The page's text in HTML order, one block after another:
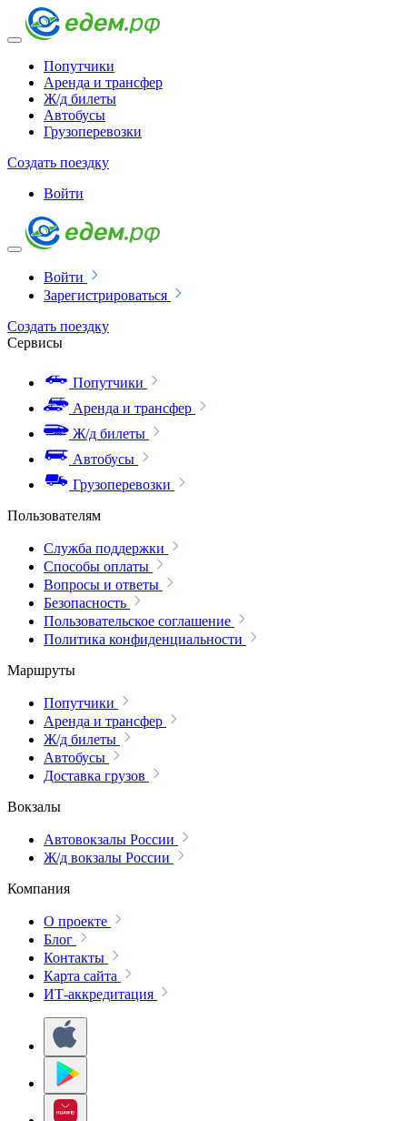
Попутчики
Аренда и трансфер
Ж/д билеты
Автобусы
Грузоперевозки
Создать поездку
Войти
Войти
Зарегистрироваться
Создать поездку
Сервисы
Попутчики
Аренда и трансфер
Ж/д билеты
Автобусы
Грузоперевозки
Пользователям
Служба поддержки
Способы оплаты
Вопросы и ответы
Безопасность
Пользовательское соглашение
Политика конфиденциальности
Маршруты
Попутчики
Аренда и трансфер
Ж/д билеты
Автобусы
Доставка грузов
Вокзалы
Автовокзалы России
Ж/д вокзалы России
Компания
О проекте
Блог
Контакты
Карта сайта
ИТ-аккредитация